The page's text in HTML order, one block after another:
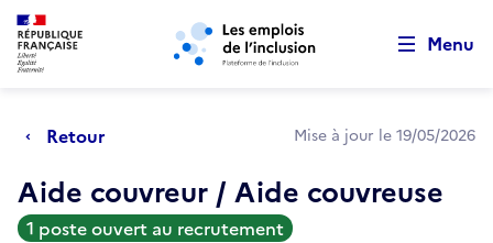
Aller au menu principal Aller au contenu principal
Menu
Retour Mise à jour le 19/05/2026
Aide couvreur / Aide couvreuse
1 poste ouvert au recrutement
Retour au début de la page
Panneau de gestion des cookies